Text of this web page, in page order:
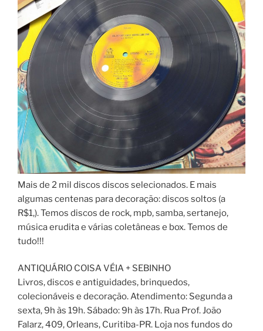
Mais de 2 mil discos discos selecionados. E mais
algumas centenas para decoração: discos soltos (a
R$1,). Temos discos de rock, mpb, samba, sertanejo,
música erudita e várias coletâneas e box. Temos de
tudo!!!
ANTIQUÁRIO COISA VÉIA + SEBINHO
Livros, discos e antiguidades, brinquedos,
colecionáveis e decoração. Atendimento: Segunda a
sexta, 9h às 19h. Sábado: 9h às 17h. Rua Prof. João
Falarz, 409, Orleans, Curitiba-PR. Loja nos fundos do